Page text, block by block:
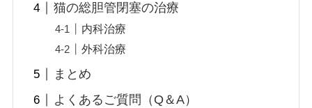
猫の総胆管閉塞の治療
内科治療
外科治療
まとめ
よくあるご質問（Q＆A）